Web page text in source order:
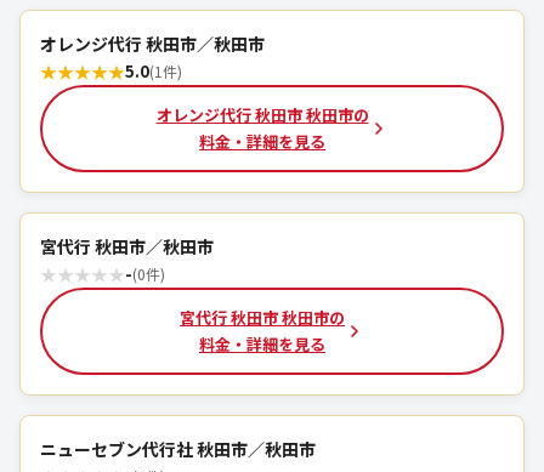
オレンジ代行 秋田市／秋田市
★★★★★5.0(1件)
オレンジ代行 秋田市 秋田市の
料金・詳細を見る
宮代行 秋田市／秋田市
★★★★★-(0件)
宮代行 秋田市 秋田市の
料金・詳細を見る
ニューセブン代行社 秋田市／秋田市